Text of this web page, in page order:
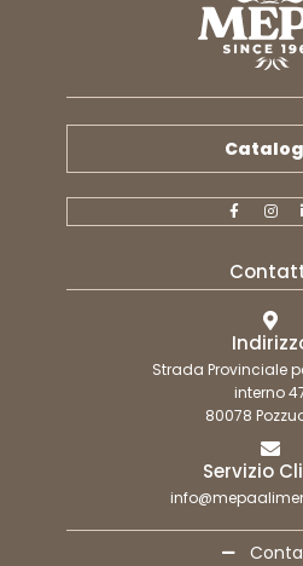
Strada Provinciale
interno
80078
Servizio